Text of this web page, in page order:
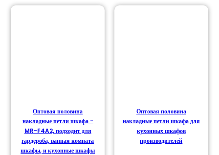
Оптовая половина
накладные петли шкафа -
MR-F4A2, подходит для
гардероба, ванная комната
шкафы, и кухонные шкафы
Оптовая половина
накладные петли шкафа для
кухонных шкафов
производителей